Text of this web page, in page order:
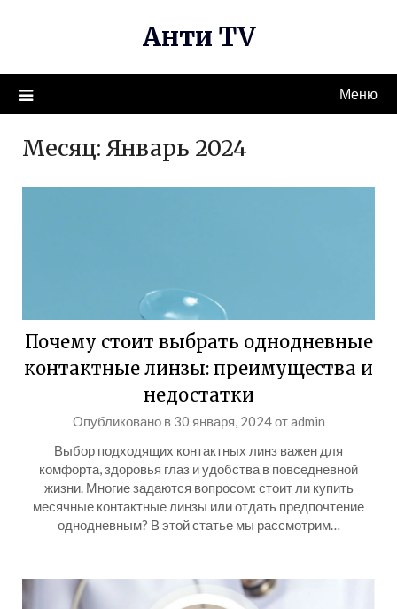
Анти TV
Меню
Месяц: Январь 2024
Почему стоит выбрать однодневные
контактные линзы: преимущества и
недостатки
Опубликовано в 30 января, 2024отadmin
Выбор подходящих контактных линз важен для
комфорта, здоровья глаз и удобства в повседневной
жизни. Многие задаются вопросом: стоит ли купить
месячные контактные линзы или отдать предпочтение
однодневным? В этой статье мы рассмотрим…